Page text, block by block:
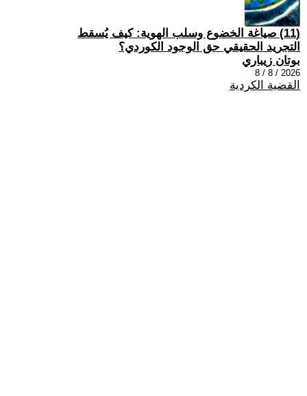
(11) صياغة الخضوع وسلب الهوية: كيف يُسقط
التجريد الحقيقي حق الوجود الكوردي؟
بوتان زيباري
2026 / 8 / 8
القضية الكردية